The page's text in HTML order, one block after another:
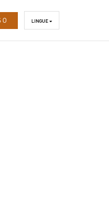
LINGUE